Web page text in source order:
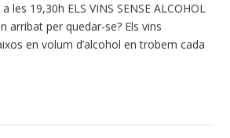
les 19,30h ELS VINS SENSE ALCOHOL
arribat per quedar-se? Els vins
en volum d’alcohol en trobem cada